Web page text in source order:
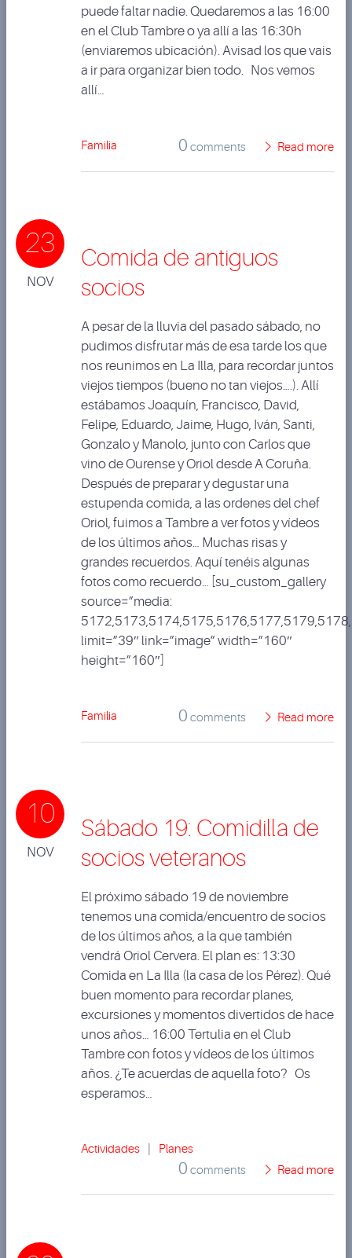
puede faltar nadie. Quedaremos a las 16:00
en el Club Tambre o ya allí a las 16:30h
(enviaremos ubicación). Avisad los que vais
a ir para organizar bien todo. Nos vemos
allí…
Familia 0 comments Read more
23
NOV
Comida de antiguos
socios
A pesar de la lluvia del pasado sábado, no
pudimos disfrutar más de esa tarde los que
nos reunimos en La Illa, para recordar juntos
viejos tiempos (bueno no tan viejos….). Allí
estábamos Joaquín, Francisco, David,
Felipe, Eduardo, Jaime, Hugo, Iván, Santi,
Gonzalo y Manolo, junto con Carlos que
vino de Ourense y Oriol desde A Coruña.
Después de preparar y degustar una
estupenda comida, a las ordenes del chef
Oriol, fuimos a Tambre a ver fotos y vídeos
de los últimos años… Muchas risas y
grandes recuerdos. Aquí tenéis algunas
fotos como recuerdo… [su_custom_gallery
source=”media:
limit=”39″ link=”image” width=”160″
height=”160″]
Familia 0 comments Read more
10
NOV
Sábado 19: Comidilla de
socios veteranos
El próximo sábado 19 de noviembre
tenemos una comida/encuentro de socios
de los últimos años, a la que también
vendrá Oriol Cervera. El plan es: 13:30
Comida en La Illa (la casa de los Pérez). Qué
buen momento para recordar planes,
excursiones y momentos divertidos de hace
unos años… 16:00 Tertulia en el Club
Tambre con fotos y vídeos de los últimos
años. ¿Te acuerdas de aquella foto? Os
esperamos…
Actividades Planes
0 comments Read more